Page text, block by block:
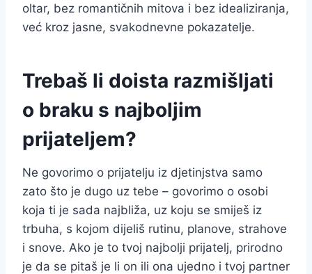
oltar, bez romantičnih mitova i bez idealiziranja,
već kroz jasne, svakodnevne pokazatelje.
Trebaš li doista razmišljati
o braku s najboljim
prijateljem?
Ne govorimo o prijatelju iz djetinjstva samo
zato što je dugo uz tebe – govorimo o osobi
koja ti je sada najbliža, uz koju se smiješ iz
trbuha, s kojom dijeliš rutinu, planove, strahove
i snove. Ako je to tvoj najbolji prijatelj, prirodno
je da se pitaš je li on ili ona ujedno i tvoj partner